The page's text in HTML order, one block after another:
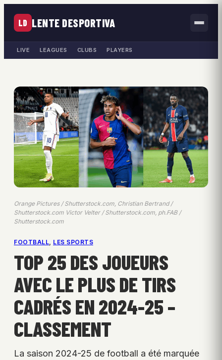
LD LENTE DESPORTIVA
LIVE LEAGUES CLUBS PLAYERS
Orange Pictures / Shutterstock.com, Christian Bertrand /
Shutterstock.com Victor Velter / Shutterstock.com, ph.FAB /
Shutterstock.com
FOOTBALL, LES SPORTS
TOP 25 DES JOUEURS
AVEC LE PLUS DE TIRS
CADRÉS EN 2024-25 –
CLASSEMENT
La saison 2024-25 de football a été marquée